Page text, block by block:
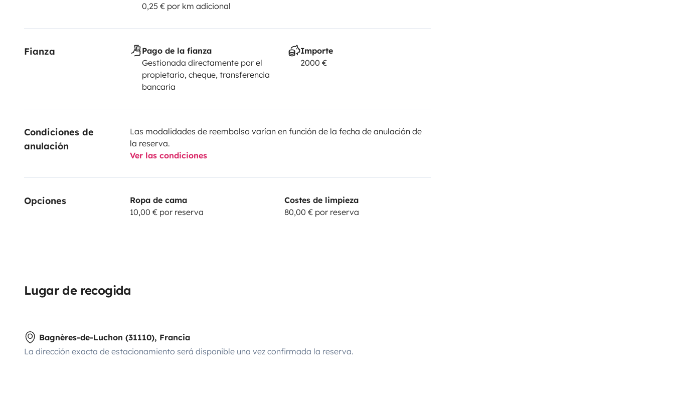
0,25 € por km adicional
Fianza
Pago de la fianza
Gestionada directamente por el
propietario, cheque, transferencia
bancaria
Importe
2000 €
Condiciones de
anulación
Las modalidades de reembolso varían en función de la fecha de anulación de
la reserva.
Ver las condiciones
Opciones
Ropa de cama
10,00 € por reserva
Costes de limpieza
80,00 € por reserva
Lugar de recogida
Bagnères-de-Luchon (31110), Francia
La dirección exacta de estacionamiento será disponible una vez confirmada la reserva.